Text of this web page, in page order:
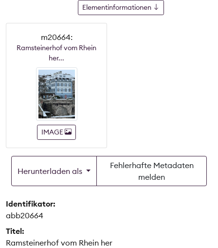
Elementinformationen
m20664:
Ramsteinerhof vom Rhein
her...
IMAGE
Herunterladen als
Fehlerhafte Metadaten
melden
Identifikator:
abb20664
Titel:
Ramsteinerhof vom Rhein her